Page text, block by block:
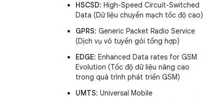
HSCSD: High-Speed Circuit-Switched
Data (Dữ liệu chuyển mạch tốc độ cao)
GPRS: Generic Packet Radio Service
(Dịch vụ vô tuyến gói tổng hợp)
EDGE: Enhanced Data rates for GSM
Evolution (Tốc độ dữ liệu nâng cao
trong quá trình phát triển GSM)
UMTS: Universal Mobile